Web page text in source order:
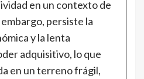
en un contexto de
persiste la
y la lenta
adquisitivo, lo que
en un terreno frágil,